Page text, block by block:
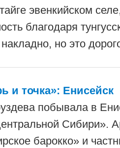
эвенкийском
благодаря
но это
и точка»: Енисейск
побывала в
Сибири».
барокко» и